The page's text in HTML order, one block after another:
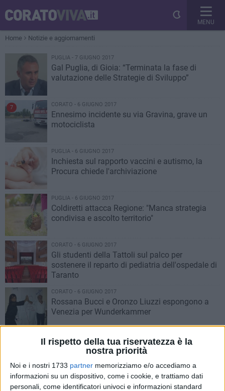
Il rispetto della tua riservatezza è la
nostra priorità
Noi e i nostri 1733 partner memorizziamo e/o accediamo a
informazioni su un dispositivo, come i cookie, e trattiamo dati
personali, come identificatori univoci e informazioni standard
MENU
Home Notizie e aggiornamenti
PUGLIA - 7 GIUGNO 2017
Gal Puglia, di Gioia: “Terminata la fase di
valutazione delle Strategie di Sviluppo”
7 CORATO - 6 GIUGNO 2017
Ennesimo incidente su via Gravina, grave un
motociclista
PUGLIA - 6 GIUGNO 2017
Inchiesta sul rapporto vaccini e autismo, la
Procura chiede l'archiviazione
PUGLIA - 6 GIUGNO 2017
Coldiretti attacca Regione: "Manca strategia
condivisa e ascolto territorio"
CORATO - 6 GIUGNO 2017
Gli studenti della Tattoli sul palco per
sostenere il reparto di pediatria dell'ospedale di
Taranto
CORATO - 6 GIUGNO 2017
Rossana Bucci e Oronzo Liuzzi espongono a
Venezia per Wunderkammer
CORATO - 6 GIUGNO 2017
Servizio Civile, aperto il bando per 2 volontari
presso il Movimento Cristiano Lavoratori
CORATO - 6 GIUGNO 2017